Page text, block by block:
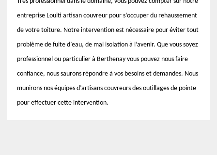
entreprise Louiti artisan couvreur pour s’occuper du rehaussement
de votre toiture. Notre intervention est nécessaire pour éviter tout
problème de fuite d’eau, de mal isolation à l’avenir. Que vous soyez
professionnel ou particulier à Berthenay vous pouvez nous faire
confiance, nous saurons répondre à vos besoins et demandes. Nous
munirons nos équipes d’artisans couvreurs des outillages de pointe
pour effectuer cette intervention.